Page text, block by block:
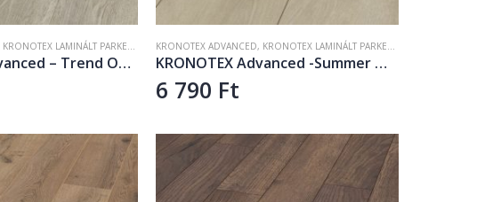
KRONOTEX LAMINÁLT PARKETTA LAMINÁLT PADLÓ
KRONOTEX Advanced – Trend Oak Grey D3126
KRONOTEX ADVANCED, KRONOTEX LAMINÁLT PARKETTA
KRONOTEX Advanced -Summer Oak Beige D3902
6 790 Ft